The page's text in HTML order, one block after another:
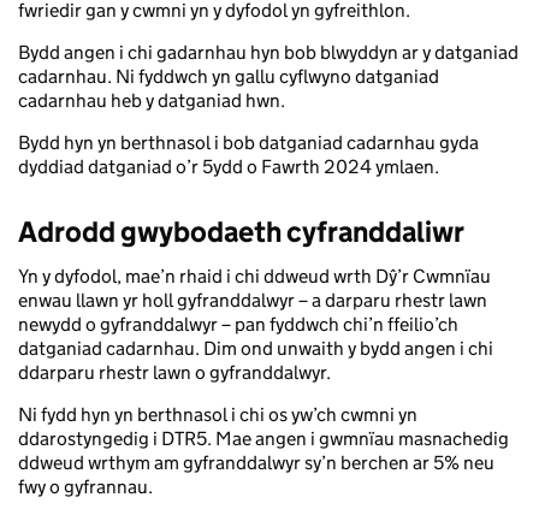
fwriedir gan y cwmni yn y dyfodol yn gyfreithlon.
Bydd angen i chi gadarnhau hyn bob blwyddyn ar y datganiad
cadarnhau. Ni fyddwch yn gallu cyflwyno datganiad
cadarnhau heb y datganiad hwn.
Bydd hyn yn berthnasol i bob datganiad cadarnhau gyda
dyddiad datganiad o’r 5ydd o Fawrth 2024 ymlaen.
Adrodd gwybodaeth cyfranddaliwr
Yn y dyfodol, mae’n rhaid i chi ddweud wrth Dŷ’r Cwmnïau
enwau llawn yr holl gyfranddalwyr – a darparu rhestr lawn
newydd o gyfranddalwyr – pan fyddwch chi’n ffeilio’ch
datganiad cadarnhau. Dim ond unwaith y bydd angen i chi
ddarparu rhestr lawn o gyfranddalwyr.
Ni fydd hyn yn berthnasol i chi os yw’ch cwmni yn
ddarostyngedig i DTR5. Mae angen i gwmnïau masnachedig
ddweud wrthym am gyfranddalwyr sy’n berchen ar 5% neu
fwy o gyfrannau.